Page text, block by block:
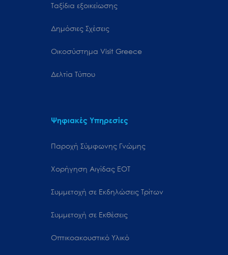
Ταξίδια εξοικείωσης
Δημόσιες Σχέσεις
Oικοσύστημα Visit Greece
Δελτία Τύπου
Ψηφιακές Υπηρεσίες
Παροχή Σύμφωνης Γνώμης
Χορήγηση Αιγίδας ΕΟΤ
Συμμετοχή σε Εκδηλώσεις Τρίτων
Συμμετοχή σε Εκθέσεις
Οπτικοακουστικό Υλικό